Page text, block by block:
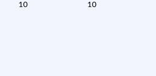
10 10